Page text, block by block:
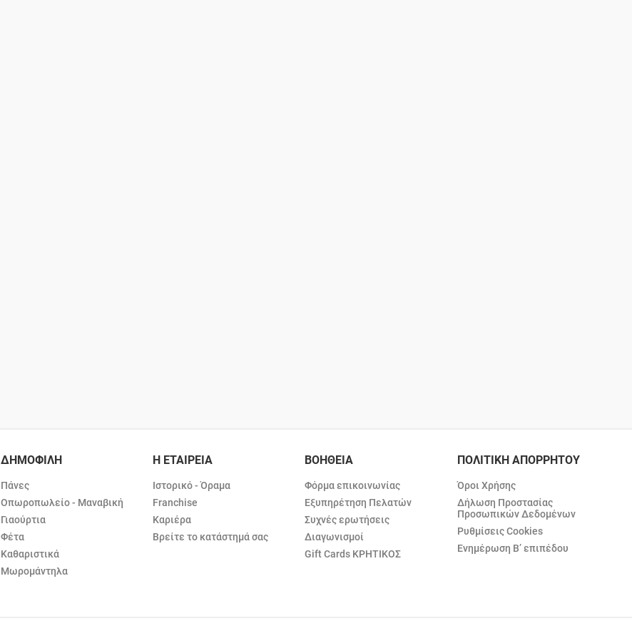
ΔΗΜΟΦΙΛΗ
Πάνες
Οπωροπωλείο - Μαναβική
Γιαούρτια
Φέτα
Καθαριστικά
Μωρομάντηλα
Η ΕΤΑΙΡΕΙΑ
Ιστορικό - Όραμα
Franchise
Καριέρα
Βρείτε το κατάστημά σας
ΒΟΗΘΕΙΑ
Φόρμα επικοινωνίας
Εξυπηρέτηση Πελατών
Συχνές ερωτήσεις
Διαγωνισμοί
Gift Cards ΚΡΗΤΙΚΟΣ
ΠΟΛΙΤΙΚΗ ΑΠΟΡΡΗΤΟΥ
Όροι Χρήσης
Δήλωση Προστασίας
Προσωπικών Δεδομένων
Ρυθμίσεις Cookies
Ενημέρωση Β’ επιπέδου